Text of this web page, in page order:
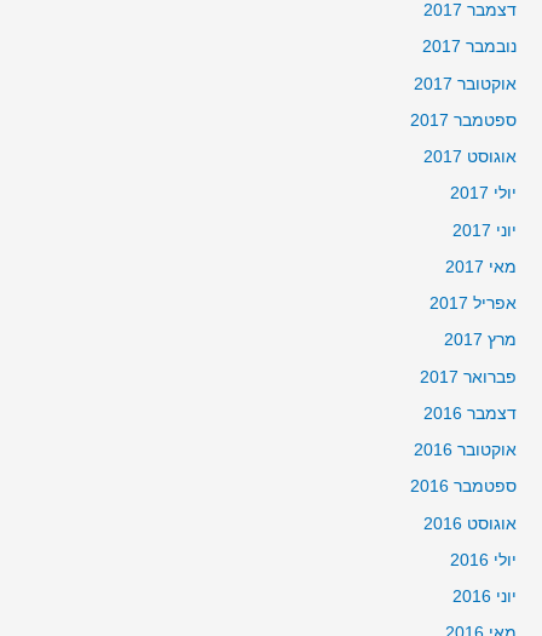
דצמבר 2017
נובמבר 2017
אוקטובר 2017
ספטמבר 2017
אוגוסט 2017
יולי 2017
יוני 2017
מאי 2017
אפריל 2017
מרץ 2017
פברואר 2017
דצמבר 2016
אוקטובר 2016
ספטמבר 2016
אוגוסט 2016
יולי 2016
יוני 2016